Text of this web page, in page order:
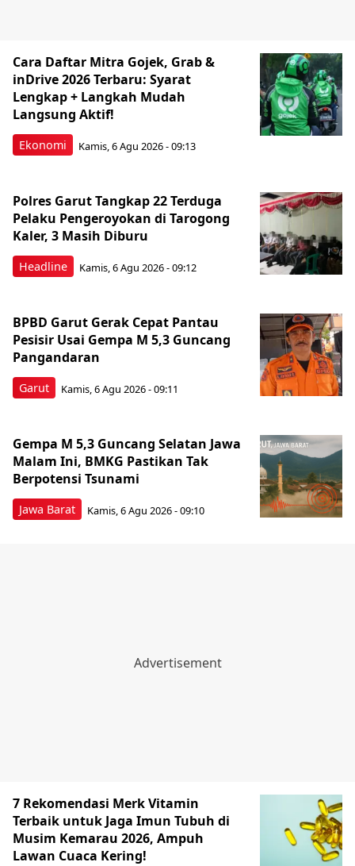
Ekonomi
Cara Daftar Mitra Gojek, Grab &
inDrive 2026 Terbaru: Syarat
Lengkap + Langkah Mudah
Langsung Aktif!
Kamis, 6 Agu 2026 - 09:13
Headline
Polres Garut Tangkap 22 Terduga
Pelaku Pengeroyokan di Tarogong
Kaler, 3 Masih Diburu
Kamis, 6 Agu 2026 - 09:12
Garut
BPBD Garut Gerak Cepat Pantau
Pesisir Usai Gempa M 5,3 Guncang
Pangandaran
Kamis, 6 Agu 2026 - 09:11
Jawa Barat
Gempa M 5,3 Guncang Selatan Jawa
Malam Ini, BMKG Pastikan Tak
Berpotensi Tsunami
Kamis, 6 Agu 2026 - 09:10
7 Rekomendasi Merk Vitamin
Terbaik untuk Jaga Imun Tubuh di
Musim Kemarau 2026, Ampuh
Lawan Cuaca Kering!